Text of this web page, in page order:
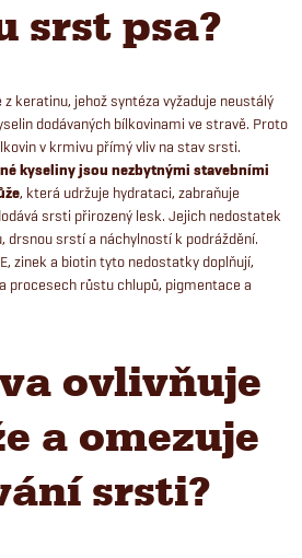
srst psa?
keratinu, jehož syntéza vyžaduje neustálý
dodávaných bílkovinami ve stravě. Proto
v krmivu přímý vliv na stav srsti.
kyseliny jsou nezbytnými stavebními
, která udržuje hydrataci, zabraňuje
srsti přirozený lesk. Jejich nedostatek
drsnou srstí a náchylností k podráždění.
zinek a biotin tyto nedostatky doplňují,
procesech růstu chlupů, pigmentace a
ovlivňuje
a omezuje
srsti?